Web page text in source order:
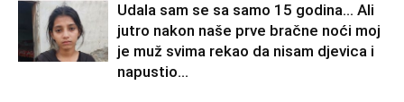
Udala sam se sa samo 15 godina… Ali
jutro nakon naše prve bračne noći moj
je muž svima rekao da nisam djevica i
napustio...